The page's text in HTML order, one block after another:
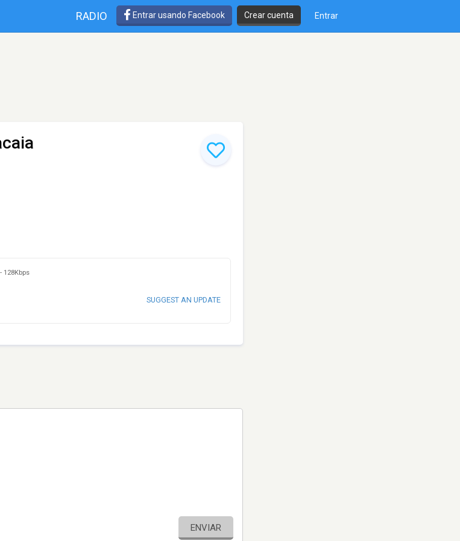
RADIO Entrar usando Facebook Crear cuenta Entrar
- 128Kbps
SUGGEST AN UPDATE
ENVIAR